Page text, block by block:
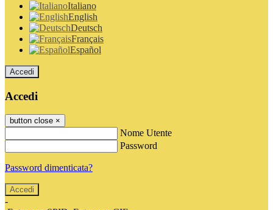
Italiano
English
Deutsch
Français
Español
Accedi
Accedi
button close ×
Nome Utente
Password
Password dimenticata?
-